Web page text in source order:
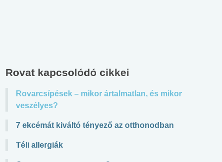
Rovat kapcsolódó cikkei
Rovarcsípések – mikor ártalmatlan, és mikor
veszélyes?
7 ekcémát kiváltó tényező az otthonodban
Téli allergiák